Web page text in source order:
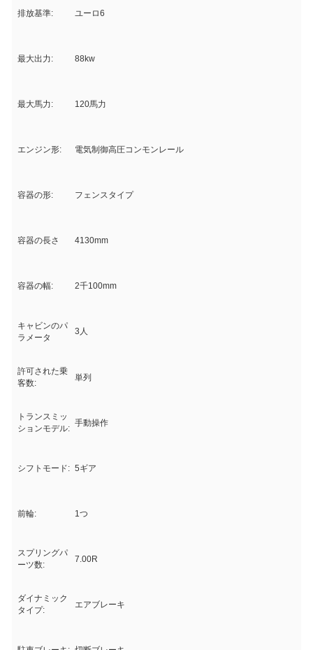
排放基準: ユーロ6
最大出力: 88kw
最大馬力: 120馬力
エンジン形: 電気制御高圧コンモンレール
容器の形: フェンスタイプ
容器の長さ 4130mm
容器の幅: 2千100mm
キャビンのパ
ラメータ
3人
許可された乗
客数:
単列
トランスミッ
ションモデル:
手動操作
シフトモード: 5ギア
前輪: 1つ
スプリングパ
ーツ数:
7.00R
ダイナミック
タイプ:
エアブレーキ